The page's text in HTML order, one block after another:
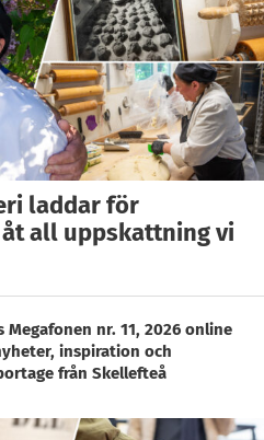
laddar för
all uppskattning vi
Megafonen nr. 11, 2026 online
inspiration och
från Skellefteå